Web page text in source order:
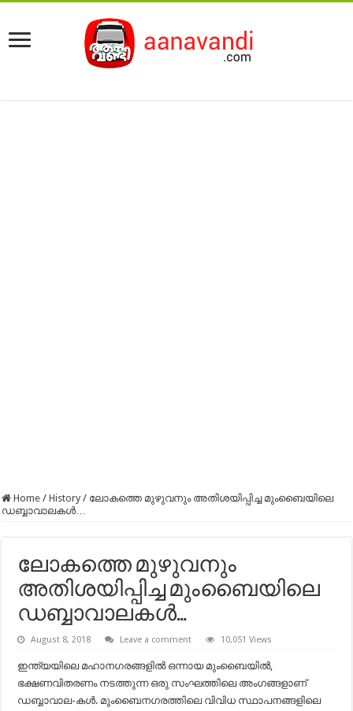
Home / History / ലോകത്തെ മുഴുവനും അതിശയിപ്പിച്ച മുംബൈയിലെ
ഡബ്ബാവാലകൾ…
ലോകത്തെ മുഴുവനും
അതിശയിപ്പിച്ച മുംബൈയിലെ
ഡബ്ബാവാലകൾ…
August 8, 2018 Leave a comment 10,051 Views
ഇന്ത്യയിലെ മഹാനഗരങ്ങളിൽ ഒന്നായ മുംബൈയിൽ,
ഭക്ഷണവിതരണം നടത്തുന്ന ഒരു സംഘത്തിലെ അംഗങ്ങളാണ്‌
ഡബ്ബാവാല-കൾ. മുംബൈനഗരത്തിലെ വിവിധ സ്ഥാപനങ്ങളിലെ